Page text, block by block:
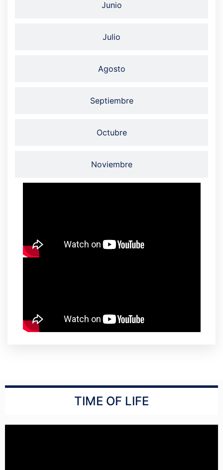
Junio
Julio
Agosto
Septiembre
Octubre
Noviembre
TIME OF LIFE